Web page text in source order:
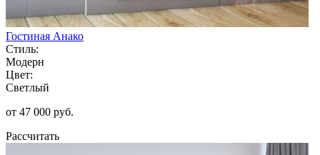
Гостиная Анако
Стиль:
Модерн
Цвет:
Светлый
от 47 000 руб.
Рассчитать